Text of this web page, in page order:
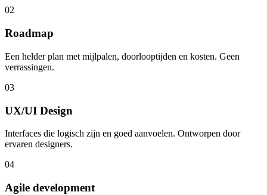
02
Roadmap
Een helder plan met mijlpalen, doorlooptijden en kosten. Geen
verrassingen.
03
UX/UI Design
Interfaces die logisch zijn en goed aanvoelen. Ontworpen door
ervaren designers.
04
Agile development